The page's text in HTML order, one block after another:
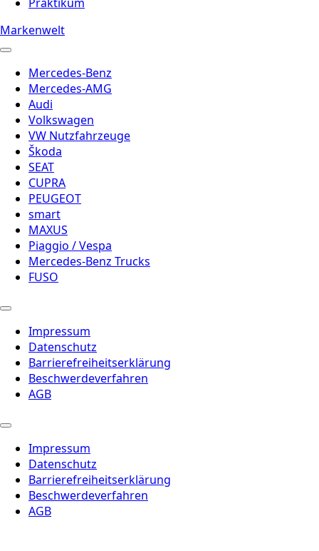
Markenwelt
Mercedes-Benz
Mercedes-AMG
Audi
Volkswagen
VW Nutzfahrzeuge
Škoda
SEAT
CUPRA
PEUGEOT
smart
MAXUS
Piaggio / Vespa
Mercedes-Benz Trucks
FUSO
Impressum
Datenschutz
Barrierefreiheitserklärung
Beschwerdeverfahren
AGB
Impressum
Datenschutz
Barrierefreiheitserklärung
Beschwerdeverfahren
AGB